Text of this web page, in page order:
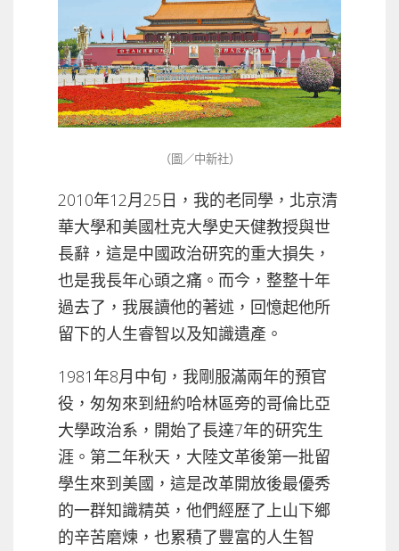
（圖／中新社）
2010年12月25日，我的老同學，北京清
華大學和美國杜克大學史天健教授與世
長辭，這是中國政治研究的重大損失，
也是我長年心頭之痛。而今，整整十年
過去了，我展讀他的著述，回憶起他所
留下的人生睿智以及知識遺產。
1981年8月中旬，我剛服滿兩年的預官
役，匆匆來到紐約哈林區旁的哥倫比亞
大學政治系，開始了長達7年的研究生
涯。第二年秋天，大陸文革後第一批留
學生來到美國，這是改革開放後最優秀
的一群知識精英，他們經歷了上山下鄉
的辛苦磨煉，也累積了豐富的人生智